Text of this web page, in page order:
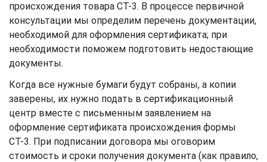
происхождения товара СТ-3. В процессе первичной
консультации мы определим перечень документации,
необходимой для оформления сертификата; при
необходимости поможем подготовить недостающие
документы.
Когда все нужные бумаги будут собраны, а копии
заверены, их нужно подать в сертификационный
центр вместе с письменным заявлением на
оформление сертификата происхождения формы
СТ-3. При подписании договора мы оговорим
стоимость и сроки получения документа (как правило,